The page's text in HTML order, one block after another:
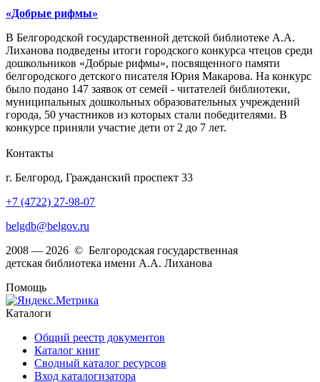
«Добрые рифмы»
В Белгородской государственной детской библиотеке А.А.
Лиханова подведены итоги городского конкурса чтецов среди
дошкольников «Добрые рифмы», посвященного памяти
белгородского детского писателя Юрия Макарова. На конкурс
было подано 147 заявок от семей - читателей библиотеки,
муниципальных дошкольных образовательных учреждений
города, 50 участников из которых стали победителями. В
конкурсе приняли участие дети от 2 до 7 лет.
Контакты
г. Белгород, Гражданский проспект 33
+7 (4722) 27-98-07
belgdb@belgov.ru
2008 — 2026 © Белгородская государственная
детская библиотека имени А.А. Лиханова
Помощь
Каталоги
Общий реестр документов
Каталог книг
Сводный каталог ресурсов
Вход каталогизатора